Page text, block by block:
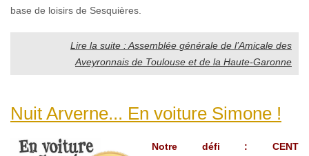
base de loisirs de Sesquières.
Lire la suite : Assemblée générale de l’Amicale des
Aveyronnais de Toulouse et de la Haute-Garonne
Nuit Arverne... En voiture Simone !
Notre défi : CENT